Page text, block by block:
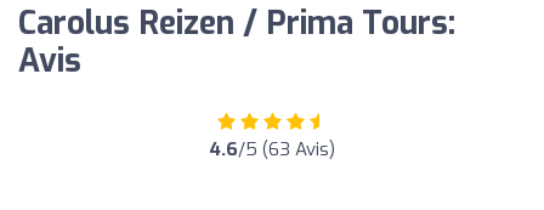
Carolus Reizen / Prima Tours:
Avis
4.6/5 (63 Avis)